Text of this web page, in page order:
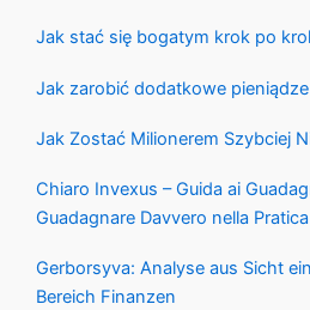
Jak stać się bogatym krok po
Jak zarobić dodatkowe
Jak Zostać Milionerem Szybciej
Chiaro Invexus – Guida ai
Guadagnare Davvero nella Pratica
Gerborsyva: Analyse aus Sicht
Bereich Finanzen